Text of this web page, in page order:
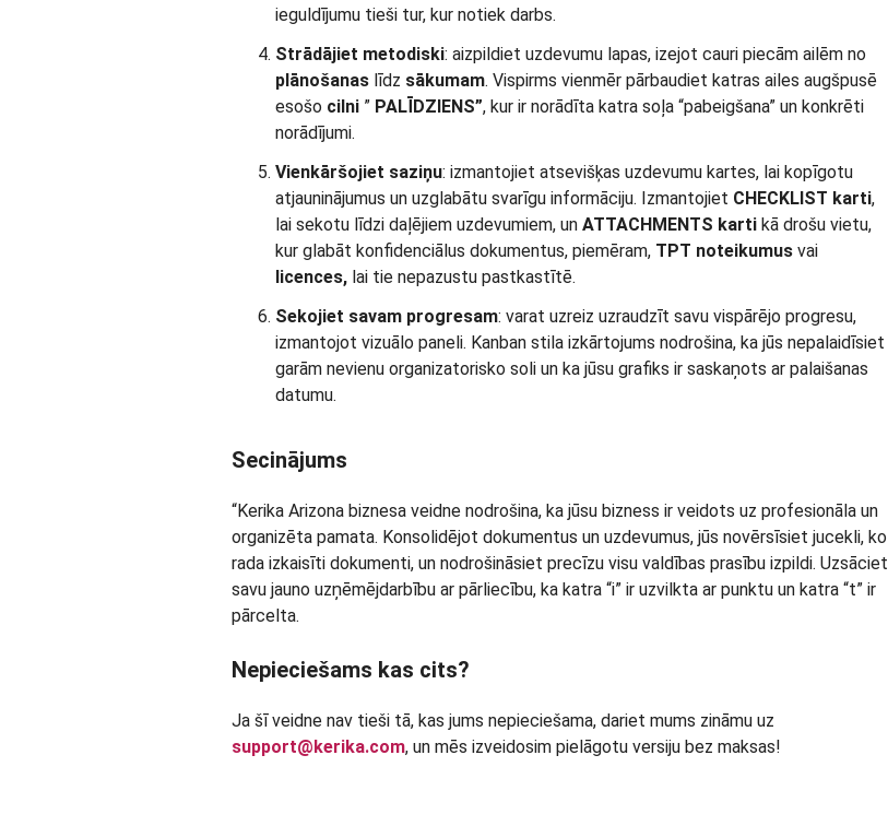
ieguldījumu tieši tur, kur notiek darbs.
Strādājiet metodiski: aizpildiet uzdevumu lapas, izejot cauri piecām ailēm no
plānošanas līdz sākumam. Vispirms vienmēr pārbaudiet katras ailes augšpusē
esošo cilni ” PALĪDZIENS”, kur ir norādīta katra soļa “pabeigšana” un konkrēti
norādījumi.
Vienkāršojiet saziņu: izmantojiet atsevišķas uzdevumu kartes, lai kopīgotu
atjauninājumus un uzglabātu svarīgu informāciju. Izmantojiet CHECKLIST karti,
lai sekotu līdzi daļējiem uzdevumiem, un ATTACHMENTS karti kā drošu vietu,
kur glabāt konfidenciālus dokumentus, piemēram, TPT noteikumus vai
licences, lai tie nepazustu pastkastītē.
Sekojiet savam progresam: varat uzreiz uzraudzīt savu vispārējo progresu,
izmantojot vizuālo paneli. Kanban stila izkārtojums nodrošina, ka jūs nepalaidīsiet
garām nevienu organizatorisko soli un ka jūsu grafiks ir saskaņots ar palaišanas
datumu.
Secinājums
“Kerika Arizona biznesa veidne nodrošina, ka jūsu bizness ir veidots uz profesionāla un
organizēta pamata. Konsolidējot dokumentus un uzdevumus, jūs novērsīsiet jucekli, ko
rada izkaisīti dokumenti, un nodrošināsiet precīzu visu valdības prasību izpildi. Uzsāciet
savu jauno uzņēmējdarbību ar pārliecību, ka katra “i” ir uzvilkta ar punktu un katra “t” ir
pārcelta.
Nepieciešams kas cits?
Ja šī veidne nav tieši tā, kas jums nepieciešama, dariet mums zināmu uz
support@kerika.com, un mēs izveidosim pielāgotu versiju bez maksas!